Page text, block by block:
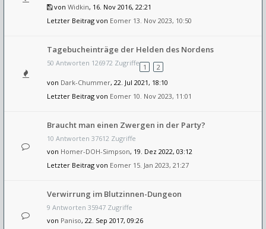
von Widkin, 16. Nov 2016, 22:21
Letzter Beitrag von Eomer 13. Nov 2023, 10:50
Tagebucheinträge der Helden des Nordens
50 Antworten 126972 Zugriffe 1
2
von Dark-Chummer, 22. Jul 2021, 18:10
Letzter Beitrag von Eomer 10. Nov 2023, 11:01
Braucht man einen Zwergen in der Party?
10 Antworten 37612 Zugriffe
von Homer-DOH-Simpson, 19. Dez 2022, 03:12
Letzter Beitrag von Eomer 15. Jan 2023, 21:27
Verwirrung im Blutzinnen-Dungeon
9 Antworten 35947 Zugriffe
von Paniso, 22. Sep 2017, 09:26